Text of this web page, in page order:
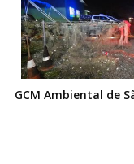
GCM Ambiental de